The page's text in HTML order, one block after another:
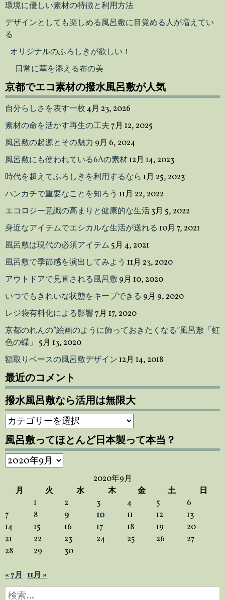
環境に優しい素材の特徴と利用方法
デザインとしても楽しめる風呂敷に目覚める人が増えてい
る
オリジナルのふろしきが欲しい！
日常に華を添える布の美
京都でエコ素材の撥水風呂敷が人気
自分らしさを表す一枚4月 23, 2026
素材の命を活かす再生の工夫 7月 12, 2025
風呂敷の起源とその魅力 9月 6, 2024
風呂敷にも使われている6Aの素材12月 14, 2023
時代を超えてふろしきを利用するなら 1月 25, 2023
ハンカチで重要なことを知ろう 11月 22, 2022
エコロジー意識の高まりと健康的な生活3月 5, 2022
身近なアイテムでエシカルな生活が送れる 10月 7, 2021
風呂敷は現代の必須アイテム 5月 4, 2021
風呂敷で季節感を演出してみよう 11月 23, 2020
アウトドアで見直される風呂敷9月 10, 2020
いつでもきれいな状態をキープできる 9月 9, 2020
レジ袋有料化による影響7月 17, 2020
京都のれんの”絵画のように飾っておきたくなる”風呂敷「虹
色の蝶」 5月 13, 2020
額取りベースの風呂敷デザイン12月 14, 2018
最近のコメント
撥水風呂敷なら活用は無限大
撥
水
風
呂
敷
用
は
無
限
風呂敷ってほとんど日本製って本当？
風
呂
ほ
と
ん
ど
本
製
2020年9月
月
火 水 木 金 土
日
1
2 3 4 5
6
7
8 9 10 11 12
13
14
15 16 17 18 19
20
21
22 23 24 25 26
27
28
29 30
« 7月 11月 »
検